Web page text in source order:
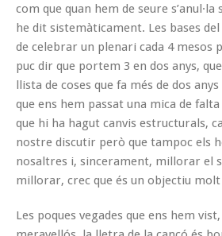
com que quan hem de seure
he dit sistemàticament. Les bases del
de celebrar un plenari cada 4 mesos
puc dir que portem 3 en dos anys,
llista de coses que fa més de dos
que ens hem passat una mica de
que hi ha hagut canvis estructurals,
nostre discutir però que tampoc els
nosaltres i, sincerament, millorar el
millorar, crec que és un objectiu
Les poques vegades que ens hem